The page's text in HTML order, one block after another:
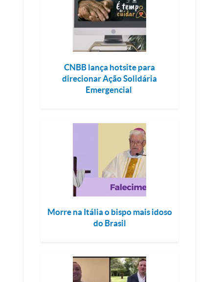
CNBB lança hotsite para
direcionar Ação Solidária
Emergencial
Morre na Itália o bispo mais idoso
do Brasil